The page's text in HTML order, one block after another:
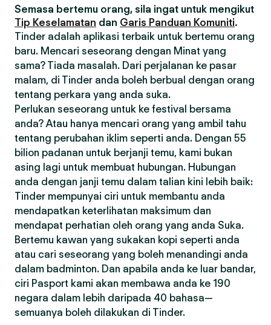
Semasa bertemu orang, sila ingat untuk mengikut
Tip Keselamatan dan Garis Panduan Komuniti.
Tinder adalah aplikasi terbaik untuk bertemu orang
baru. Mencari seseorang dengan Minat yang
sama? Tiada masalah. Dari perjalanan ke pasar
malam, di Tinder anda boleh berbual dengan orang
tentang perkara yang anda suka.
Perlukan seseorang untuk ke festival bersama
anda? Atau hanya mencari orang yang ambil tahu
tentang perubahan iklim seperti anda. Dengan 55
bilion padanan untuk berjanji temu, kami bukan
asing lagi untuk membuat hubungan. Hubungan
anda dengan janji temu dalam talian kini lebih baik:
Tinder mempunyai ciri untuk membantu anda
mendapatkan keterlihatan maksimum dan
mendapat perhatian oleh orang yang anda Suka.
Bertemu kawan yang sukakan kopi seperti anda
atau cari seseorang yang boleh menandingi anda
dalam badminton. Dan apabila anda ke luar bandar,
ciri Pasport kami akan membawa anda ke 190
negara dalam lebih daripada 40 bahasa—
semuanya boleh dilakukan di Tinder.